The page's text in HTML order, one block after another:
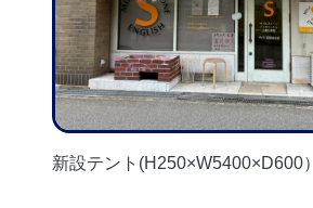
新設テント(H250×W5400×D600）